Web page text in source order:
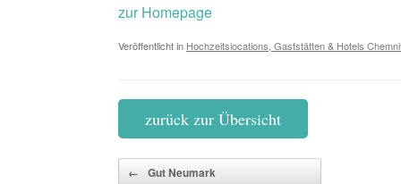
zur Homepage
Veröffentlicht in Hochzeitslocations, Gaststätten & Hotels
zurück zur Übersicht
Beitragsnavigation
← Gut Neumark